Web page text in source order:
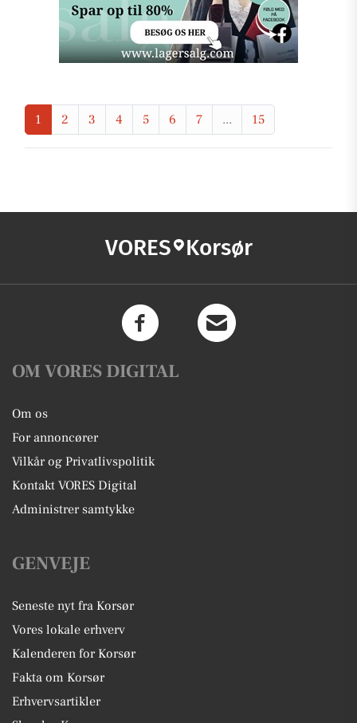
1 2 3 4 5 6 7 ... 15
VORES Korsør
OM VORES DIGITAL
Om os
For annoncører
Vilkår og Privatlivspolitik
Kontakt VORES Digital
Administrer samtykke
GENVEJE
Seneste nyt fra Korsør
Vores lokale erhverv
Kalenderen for Korsør
Fakta om Korsør
Erhvervsartikler